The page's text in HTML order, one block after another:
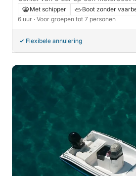
Met schipper
Boot zonder
6 uur · Voor groepen tot 7 personen
Flexibele annulering